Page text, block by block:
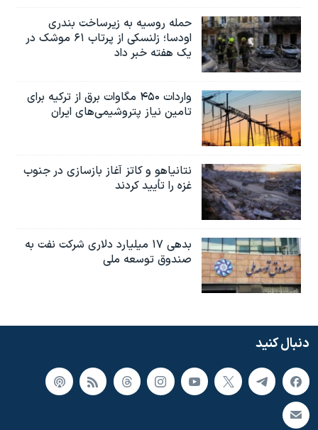
حمله روسیه به زیرساخت بندری
اودسا؛ زلنسکی از پرتاب ۶۱ موشک در
یک هفته خبر داد
واردات ۴۵۰ مگاوات برق از ترکیه برای
تامین نیاز پتروشیمی‌های ایران
نتانیاهو و کاتز آغاز بازسازی در جنوب
غزه را تأیید کردند
بدهی ۱۷ میلیارد دلاری شرکت نفت به
صندوق توسعه ملی
دنبال کنید